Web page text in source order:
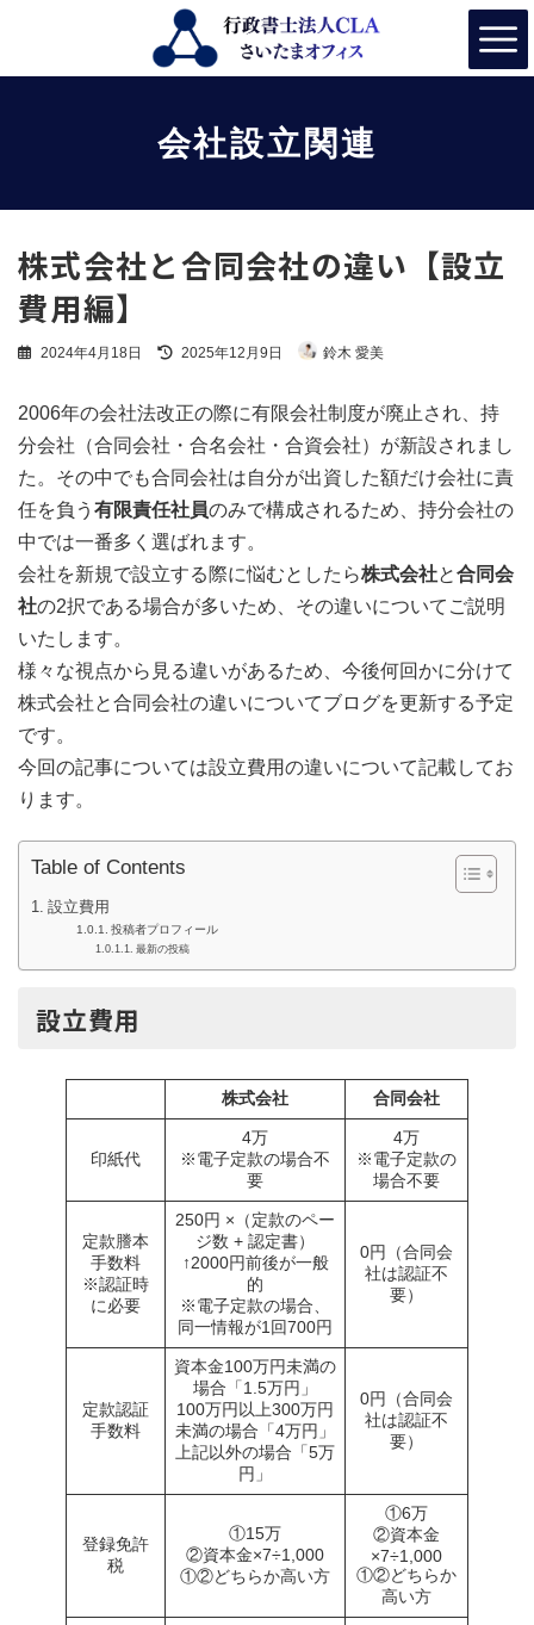
ン
ー
会社設立関連
株式会社と合同会社の違い【設立
費用編】
2024年4月18日
最
新
時
:
2025年12月9日 鈴木 愛美
2006年の会社法改正の際に有限会社制度が廃止され、持
分会社（合同会社・合名会社・合資会社）が新設されまし
た。その中でも合同会社は自分が出資した額だけ会社に責
任を負う 有限責任社員のみで構成されるため、持分会社の
中では一番多く選ばれます。
会社を新規で設立する際に悩むとしたら株式会社と合同会
社の2択である場合が多いため、その違いについてご説明
いたします。
様々な視点から見る違いがあるため、今後何回かに分けて
株式会社と合同会社の違いについてブログを更新する予定
です。
今回の記事については設立費用の違いについて記載してお
ります。
Table of Contents
設立費用
投稿者プロフィール
最新の投稿
設立費用
株式会社 合同会社
印紙代
4万
※電子定款の場合不
要
4万
※電子定款の
場合不要
定款謄本
手数料
※認証時
に必要
250円 ×（定款のペー
ジ数 + 認定書）
↑2000円前後が一般
的
※電子定款の場合、
同一情報が1回700円
0円（合同会
社は認証不
要）
定款認証
手数料
資本金100万円未満の
場合「1.5万円」
100万円以上300万円
未満の場合「4万円」
上記以外の場合「5万
円」
0円（合同会
社は認証不
要）
登録免許
税
①15万
②資本金×7÷1,000
①②どちらか高い方
①6万
②資本金
×7÷1,000
①②どちらか
高い方